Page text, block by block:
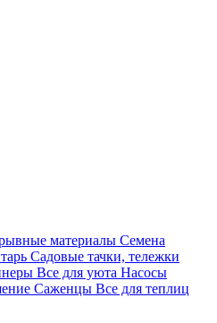
материалы Семена
Садовые тачки, тележки
Все для уюта Насосы
Саженцы Все для теплиц